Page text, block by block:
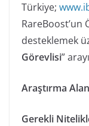
Türkiye;
RareBoost’un
desteklemek
Görevlisi”
Araştırma
Gerekli